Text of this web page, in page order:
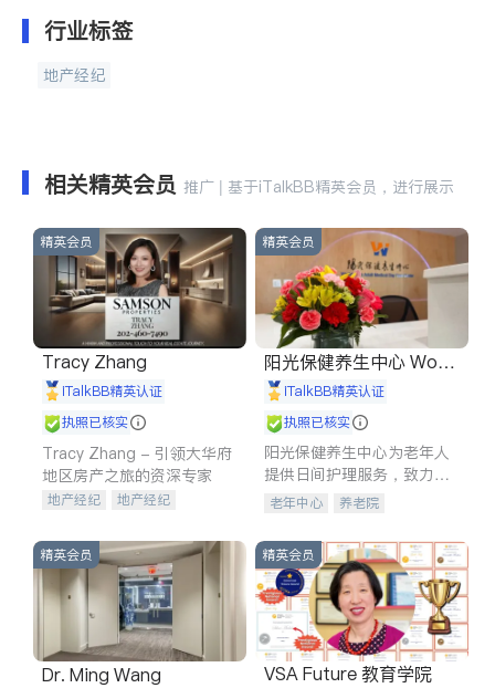
行业标签
地产经纪
相关精英会员 推广 | 基于iTalkBB精英会员，进行展示
精英会员
Tracy Zhang
iTalkBB精英认证
执照已核实
Tracy Zhang - 引领大华府
地区房产之旅的资深专家
地产经纪
地产经纪
商铺租售
开发商建商
精英会员
阳光保健养生中心 World
shine
iTalkBB精英认证
执照已核实
阳光保健养生中心为老年人
提供日间护理服务，致力于
通过持续的护理创新来有效
老年中心 养老院
精英会员
Dr. Ming Wang
精英会员
VSA Future 教育学院